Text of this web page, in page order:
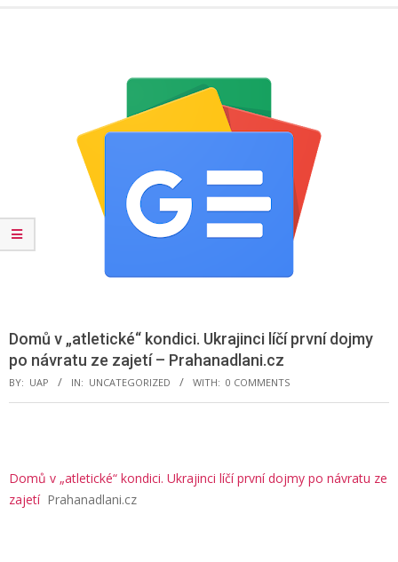
Domů v „atletické“ kondici. Ukrajinci líčí první dojmy
po návratu ze zajetí – Prahanadlani.cz
BY: UAP IN: UNCATEGORIZED WITH: 0 COMMENTS
Domů v „atletické“ kondici. Ukrajinci líčí první dojmy po návratu ze
zajetí Prahanadlani.cz